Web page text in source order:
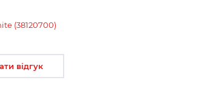
(38120700)
відгук